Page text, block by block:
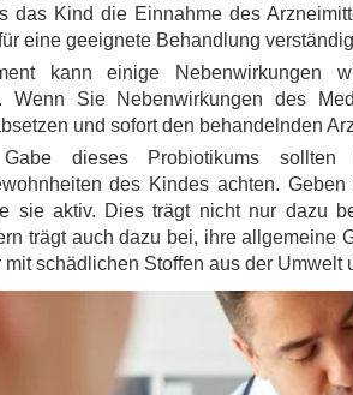
das Kind die Einnahme des
eine geeignete Behandlung
kann einige Nebenwirkungen
Wenn Sie Nebenwirkungen des
und sofort den behandelnden
dieses Probiotikums
des Kindes achten.
sie aktiv. Dies trägt nicht nur dazu
trägt auch dazu bei, ihre allgemeine
mit schädlichen Stoffen aus der